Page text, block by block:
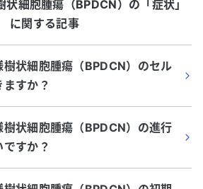
細胞腫瘍（BPDCN） の「症状」
に関する記事
状細胞腫瘍（BPDCN）のセル
すか？
状細胞腫瘍（BPDCN）の進行
すか？